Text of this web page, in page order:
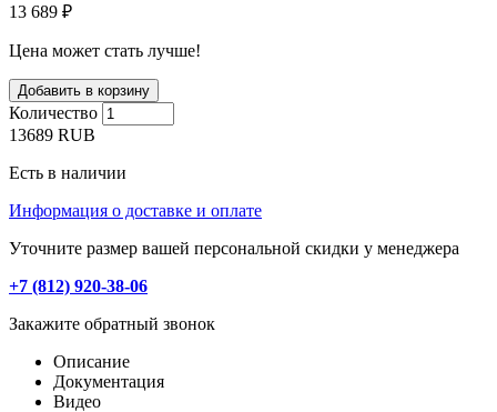
13 689 ₽
Цена может стать лучше!
Количество
13689 RUB
Есть в наличии
Информация о доставке и оплате
Уточните размер вашей персональной скидки у менеджера
+7 (812) 920-38-06
Закажите обратный звонок
Описание
Документация
Видео